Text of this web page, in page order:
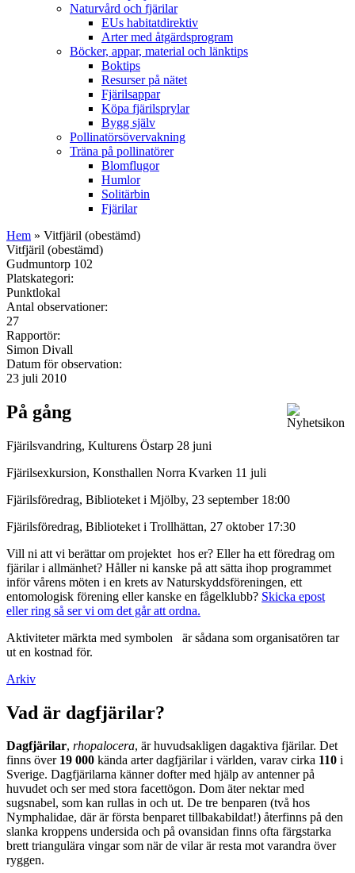
Naturvård och fjärilar
EUs habitatdirektiv
Arter med åtgärdsprogram
Böcker, appar, material och länktips
Boktips
Resurser på nätet
Fjärilsappar
Köpa fjärilsprylar
Bygg själv
Pollinatörsövervakning
Träna på pollinatörer
Blomflugor
Humlor
Solitärbin
Fjärilar
Hem » Vitfjäril (obestämd)
Vitfjäril (obestämd)
Gudmuntorp 102
Platskategori:
Punktlokal
Antal observationer:
27
Rapportör:
Simon Divall
Datum för observation:
23 juli 2010
På gång
Fjärilsvandring, Kulturens Östarp 28 juni
Fjärilsexkursion, Konsthallen Norra Kvarken 11 juli
Fjärilsföredrag, Biblioteket i Mjölby, 23 september 18:00
Fjärilsföredrag, Biblioteket i Trollhättan, 27 oktober 17:30
Vill ni att vi berättar om projektet hos er? Eller ha ett föredrag om
fjärilar i allmänhet? Håller ni kanske på att sätta ihop programmet
inför vårens möten i en krets av Naturskyddsföreningen, ett
entomologisk förening eller kanske en fågelklubb? Skicka epost
eller ring så ser vi om det går att ordna.
Aktiviteter märkta med symbolen
är sådana som organisatören tar
ut en kostnad för.
Arkiv
Vad är dagfjärilar?
Dagfjärilar, rhopalocera, är huvudsakligen dagaktiva fjärilar. Det
finns över 19 000 kända arter dagfjärilar i världen, varav cirka 110 i
Sverige. Dagfjärilarna känner dofter med hjälp av antenner på
huvudet och ser med stora facettögon. Dom äter nektar med
sugsnabel, som kan rullas in och ut. De tre benparen (två hos
Nymphalidae, där är första benparet tillbakabildat!) återfinns på den
slanka kroppens undersida och på ovansidan finns ofta färgstarka
brett triangulära vingar som när de vilar är resta mot varandra över
ryggen.